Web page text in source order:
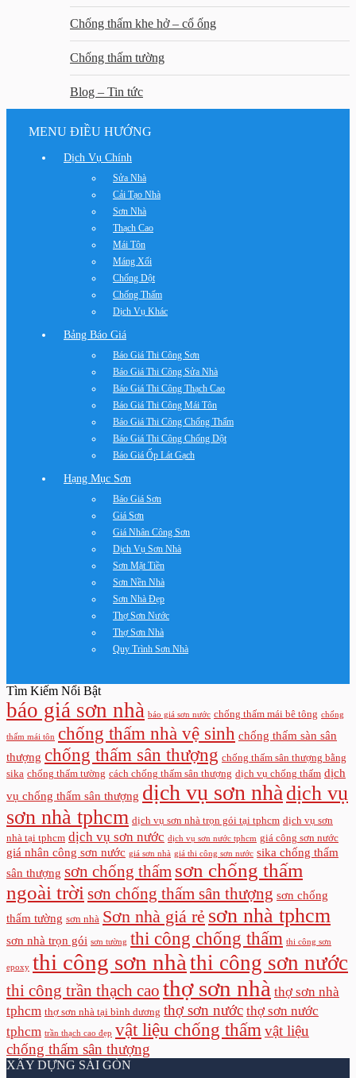
Chống thấm khe hở – cổ ống
Chống thấm tường
Blog – Tin tức
MENU ĐIỀU HƯỚNG
Dịch Vụ Chính
Sửa Nhà
Cải Tạo Nhà
Sơn Nhà
Thạch Cao
Mái Tôn
Máng Xối
Chống Dột
Chống Thấm
Dịch Vụ Khác
Bảng Báo Giá
Báo Giá Thi Công Sơn
Báo Giá Thi Công Sửa Nhà
Báo Giá Thi Công Thạch Cao
Báo Giá Thi Công Mái Tôn
Báo Giá Thi Công Chống Thấm
Báo Giá Thi Công Chống Dột
Báo Giá Ốp Lát Gạch
Hạng Mục Sơn
Báo Giá Sơn
Giá Sơn
Giá Nhân Công Sơn
Dịch Vụ Sơn Nhà
Sơn Mặt Tiền
Sơn Nền Nhà
Sơn Nhà Đẹp
Thợ Sơn Nước
Thợ Sơn Nhà
Quy Trình Sơn Nhà
Tìm Kiếm Nổi Bật
báo giá sơn nhà báo giá sơn nước chống thấm mái bê tông chống
thấm mái tôn chống thấm nhà vệ sinh chống thấm sàn sân
thượng chống thấm sân thượng chống thấm sân thượng bằng
sika chống thấm tường cách chống thấm sân thượng dịch vụ chống thấm dịch
vụ chống thấm sân thượng dịch vụ sơn nhà dịch vụ
sơn nhà tphcm dịch vụ sơn nhà trọn gói tại tphcm dịch vụ sơn
nhà tại tphcm dịch vụ sơn nước dịch vụ sơn nước tphcm giá công sơn nước
giá nhân công sơn nước giá sơn nhà giá thi công sơn nước sika chống thấm
sân thượng sơn chống thấm sơn chống thấm
ngoài trời sơn chống thấm sân thượng sơn chống
thấm tường sơn nhà Sơn nhà giá rẻ sơn nhà tphcm
sơn nhà trọn gói sơn tường thi công chống thấm thi công sơn
epoxy thi công sơn nhà thi công sơn nước
thi công trần thạch cao thợ sơn nhà thợ sơn nhà
tphcm thợ sơn nhà tại bình dương thợ sơn nước thợ sơn nước
tphcm trần thạch cao đẹp vật liệu chống thấm vật liệu
chống thấm sân thượng
XÂY DỰNG SÀI GÒN